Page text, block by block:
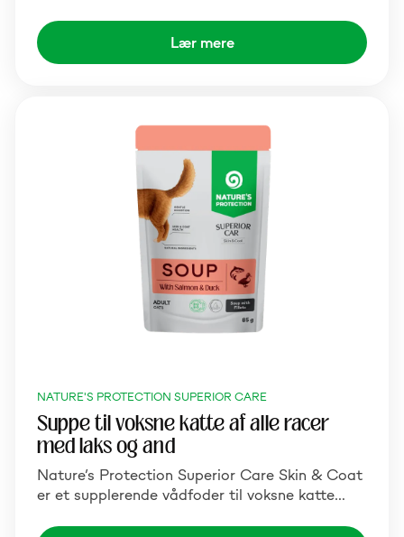
Lær mere
NATURE'S PROTECTION SUPERIOR CARE
Suppe til voksne katte af alle racer
med laks og and
Nature’s Protection Superior Care Skin & Coat
er et supplerende vådfoder til voksne katte…